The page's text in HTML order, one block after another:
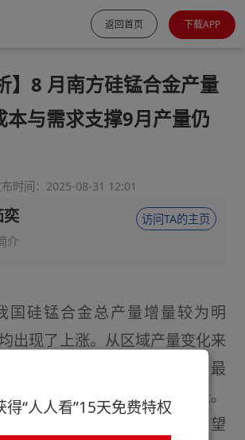
返回首页 下载APP
】8 月南方硅锰合金产量
本与需求支撑9月产量仍
布时间：2025-08-31 12:01
奕
介
访问TA的主页
国硅锰合金总产量增量较为明
出现了上涨。从区域产量变化来
于南方地区，其中云南增产最
等地区产量环比也有小幅增长。
量也有不同程度的增加。 展望
得“人人看”15天免费特权